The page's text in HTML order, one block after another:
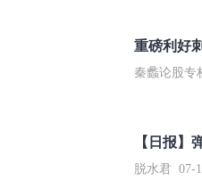
秦蠡论股专
【日报】
脱水君 07-